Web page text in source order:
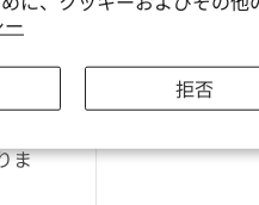
拒否
ッ
ま